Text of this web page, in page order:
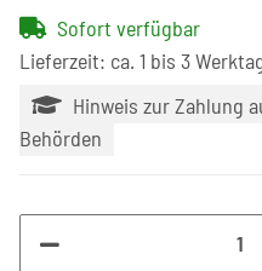
Sofort verfügbar
Lieferzeit: ca. 1 bis 3
Hinweis zur Zahlung
Behörden